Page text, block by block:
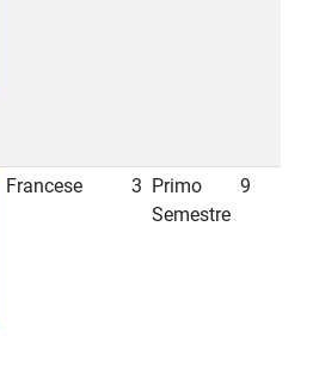
Francese 3 Primo
Semestre
9